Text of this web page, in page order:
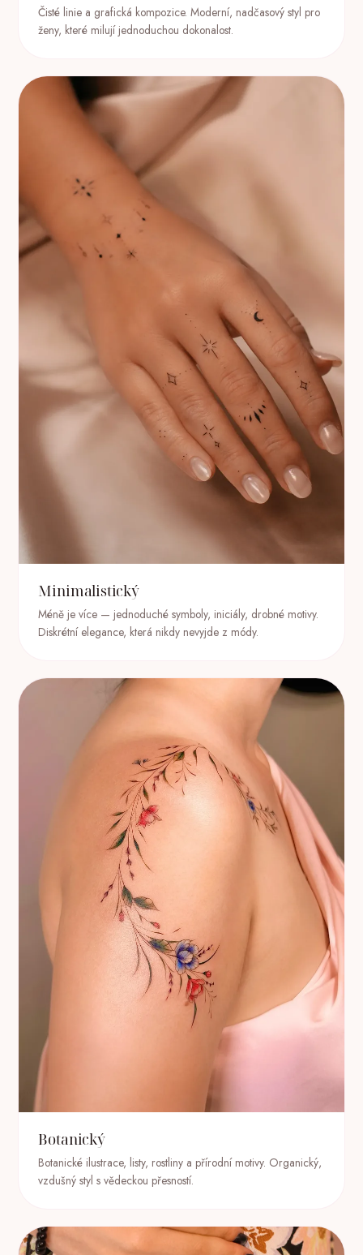
Čisté linie a grafická kompozice. Moderní, nadčasový styl pro
ženy, které milují jednoduchou dokonalost.
Minimalistický
Méně je více — jednoduché symboly, iniciály, drobné motivy.
Diskrétní elegance, která nikdy nevyjde z módy.
Botanický
Botanické ilustrace, listy, rostliny a přírodní motivy. Organický,
vzdušný styl s vědeckou přesností.